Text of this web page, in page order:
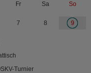
Fr Sa So
7 8 9
Turnier